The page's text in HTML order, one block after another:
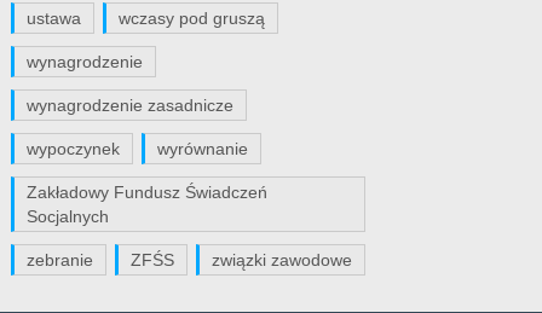
ustawa wczasy pod gruszą
wynagrodzenie
wynagrodzenie zasadnicze
wypoczynek wyrównanie
Zakładowy Fundusz Świadczeń
Socjalnych
zebranie ZFŚS związki zawodowe